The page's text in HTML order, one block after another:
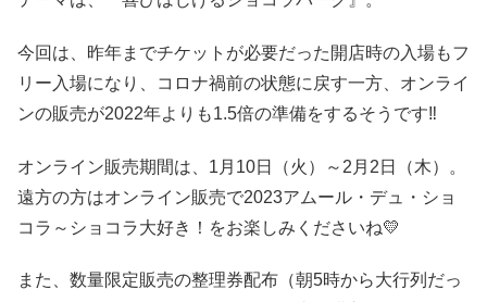
今回は、昨年までチケットが必要だった開店時の入場もフ
リー入場になり、コロナ禍前の状態に戻す一方、オンライ
ンの販売が2022年よりも1.5倍の準備をするそうです‼
オンライン販売期間は、1月10日（火）～2月2日（木）。
遠方の方はオンライン販売で2023アムール・デュ・ショ
コラ～ショコラ大好き！をお楽しみくださいね💛
また、数量限定販売の整理券配布（朝5時から大行列だっ